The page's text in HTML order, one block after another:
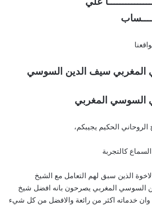
المغربي سيف الدين السوسي
السوسي المغربي
الحكيم يجيبكم،
كالتجربة
الذين سبق لهم التعامل مع الشيخ
السوسي المغربي يصرحون بانه افضل شيخ
وان خدماته اكثر من رائعة والافضل من كل شيء